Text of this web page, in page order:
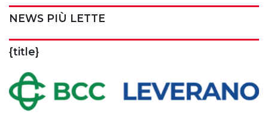
NEWS PIÙ LETTE
{title}